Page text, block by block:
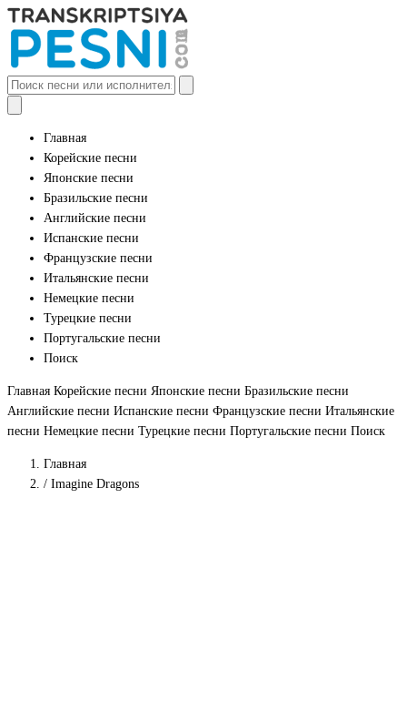
Главная
Корейские песни
Японские песни
Бразильские песни
Английские песни
Испанские песни
Французские песни
Итальянские песни
Немецкие песни
Турецкие песни
Португальские песни
Поиск
Главная Корейские песни Японские песни Бразильские песни
Английские песни Испанские песни Французские песни Итальянские
песни Немецкие песни Турецкие песни Португальские песни Поиск
Главная
/ Imagine Dragons